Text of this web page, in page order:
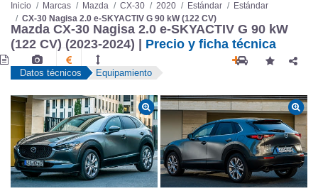
Inicio Marcas Mazda CX-30 2020 Estándar
Estándar
CX-30 Nagisa 2.0 e-SKYACTIV G 90 kW (122 CV)
Mazda CX-30 Nagisa 2.0 e-SKYACTIV G 90 kW
(122 CV) (2023-2024) | Precio y ficha técnica
Datos técnicos Equipamiento